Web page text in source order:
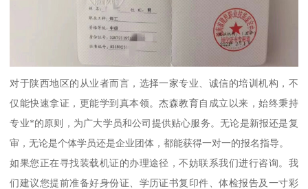
对于陕西地区的从业者而言，选择一家专业、诚信的培训机构，不
仅能快速拿证，更能学到真本领。杰森教育自成立以来，始终秉持
专业*的原则，为广大学员和公司提供贴心服务。无论是新报还是复
审，无论是个体学员还是企业团体，都能获得一对一的报名指导。
如果您正在寻找装载机证的办理途径，不妨联系我们进行咨询。我
们建议您提前准备好身份证、学历证书复印件、体检报告及一寸彩